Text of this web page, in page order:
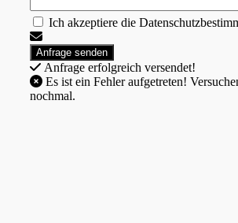
Ich akzeptiere die
Anfrage erfolgreich versendet!
nochmal.